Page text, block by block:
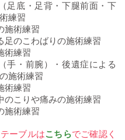
足底・足背・下腿前面・下
練習
施術練習
足のこわばりの施術練習
術練習
手・前腕）・後遺症による
施術練習
術練習
のこりや痛みの施術練習
施術練習
ーブルはこちらでご確認く